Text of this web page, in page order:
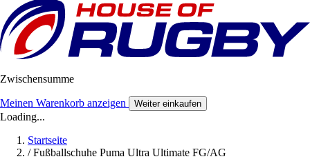
Zwischensumme
Meinen Warenkorb anzeigen Weiter einkaufen
Loading...
Startseite
/ Fußballschuhe Puma Ultra Ultimate FG/AG